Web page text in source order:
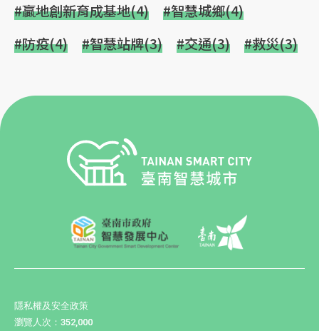
#贏地創新育成基地(4)
#智慧城鄉(4)
#防疫(4)
#智慧站牌(3) #交通(3) #救災(3)
隱私權及安全政策
瀏覽人次：352,000